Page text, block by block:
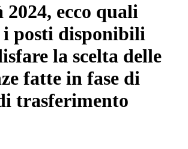
ecco quali
i posti disponibili
la scelta delle
fatte in fase di
trasferimento